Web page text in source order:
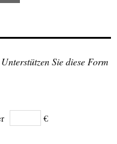
Sie diese Form
€